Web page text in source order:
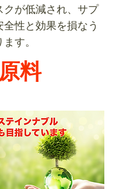
クが低減され、サプ
全性と効果を損なう
す。
​原料